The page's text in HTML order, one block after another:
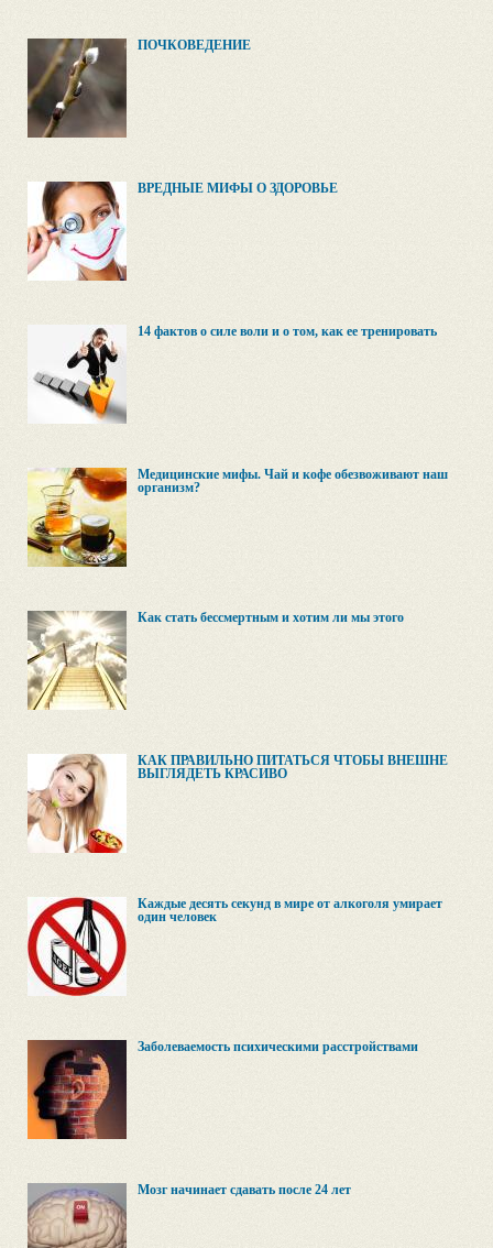
ПОЧКОВЕДЕНИЕ
ВРЕДНЫЕ МИФЫ О ЗДОРОВЬЕ
14 фактов о силе воли и о том, как ее тренировать
Медицинские мифы. Чай и кофе обезвоживают наш
организм?
Как стать бессмертным и хотим ли мы этого
КАК ПРАВИЛЬНО ПИТАТЬСЯ ЧТОБЫ ВНЕШНЕ
ВЫГЛЯДЕТЬ КРАСИВО
Каждые десять секунд в мире от алкоголя умирает
один человек
Заболеваемость психическими расстройствами
Мозг начинает сдавать после 24 лет